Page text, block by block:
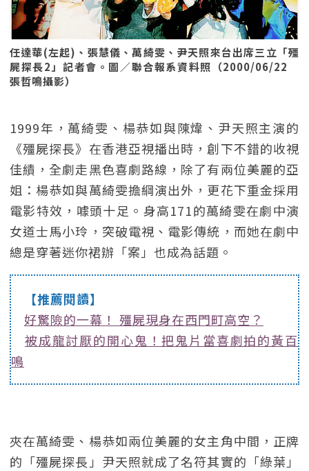
任達華(左起)、張慧儀、萬綺雯、尹天照來台出席三立「殭
屍探長2」記者會。圖／聯合報系資料照（2000/06/22
張哲鳴攝影）
1999年，萬綺雯、楊恭如與陳煒、尹天照主演的
《殭屍探長》在香港亞視播出時，創下不錯的收視
佳績，全劇走黑色喜劇路線，除了有兩位美麗的亞
姐：楊恭如與萬綺雯擔綱演出外，更花下重金採用
電影特效，噱頭十足。身高171的萬綺雯在劇中演
女道士馬小玲，突破電視、電影傳統，而她在劇中
總是穿著迷你裙辦「案」也成為話題。
【推薦閱讀】
好驚險的一幕！ 殭屍現身在西門町高空？
被成龍討厭的開心鬼！把鬼片當喜劇拍的黃百
鳴
夾在萬綺雯、楊恭如兩位美麗的女主角中間，正牌
的「殭屍探長」尹天照就成了名符其實的「綠葉」